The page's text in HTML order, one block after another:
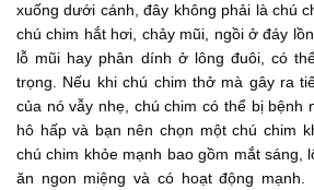
xuống dưới cánh, đây không phải là chú
chú chim hắt hơi, chảy mũi, ngồi ở đáy
lỗ mũi hay phân dính ở lông đuôi, có
trọng. Nếu khi chú chim thở mà gây ra
của nó vẫy nhẹ, chú chim có thể bị bệnh
hô hấp và bạn nên chọn một chú chim
chú chim khỏe mạnh bao gồm mắt sáng,
ăn ngon miệng và có hoạt động mạnh.